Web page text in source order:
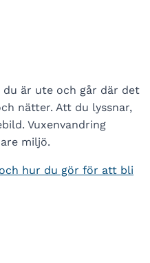
är ute och går där det
nätter. Att du lyssnar,
Vuxenvandring
miljö.
hur du gör för att bli